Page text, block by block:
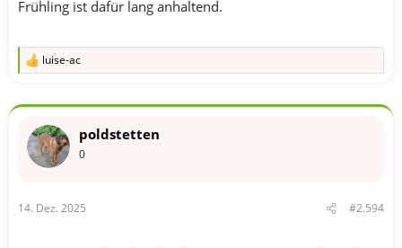
Frühling ist dafür lang anhaltend.
R
k
o
:
luise-ac
poldstetten
0
14. Dez. 2025 #2.594